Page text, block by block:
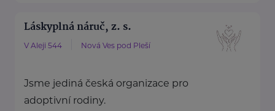
Láskyplná náruč, z. s.
V Aleji 544 Nová Ves pod Pleší
Jsme jediná česká organizace pro
adoptivní rodiny.